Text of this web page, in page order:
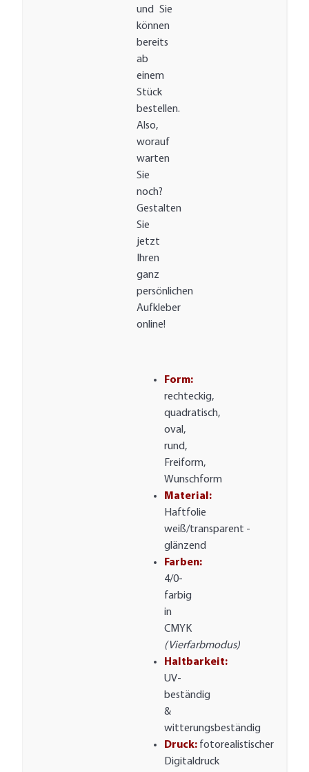
und Sie
können
bereits
ab
einem
Stück
bestellen.
Also,
worauf
warten
Sie
noch?
Gestalten
Sie
jetzt
Ihren
ganz
persönlichen
Aufkleber
online!
Form:
rechteckig,
quadratisch,
oval,
rund,
Freiform,
Wunschform
Material:
Haftfolie
weiß/transparent -
glänzend
Farben:
4/0-
farbig
in
CMYK
(Vierfarbmodus)
Haltbarkeit:
UV-
beständig
&
witterungsbeständig
Druck:fotorealistischer
Digitaldruck